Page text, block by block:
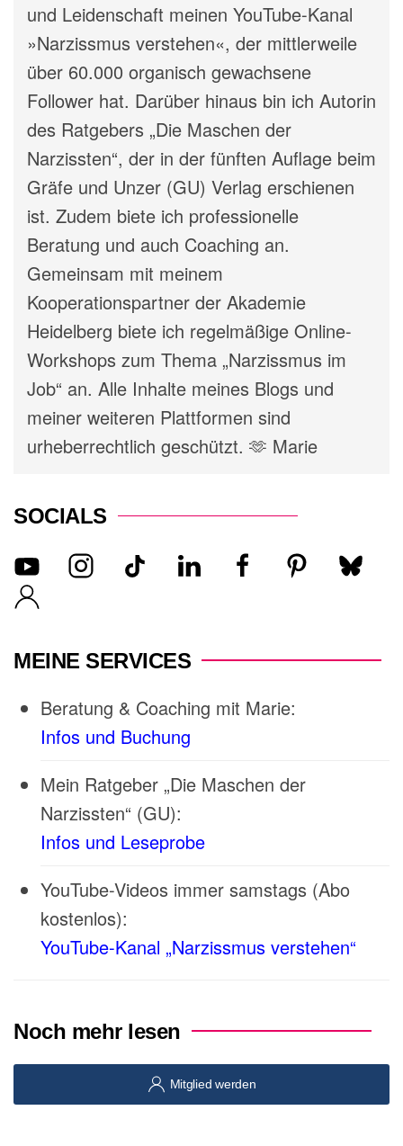
und Leidenschaft meinen YouTube-Kanal
»Narzissmus verstehen«, der mittlerweile
über 60.000 organisch gewachsene
Follower hat. Darüber hinaus bin ich Autorin
des Ratgebers „Die Maschen der
Narzissten“, der in der fünften Auflage beim
Gräfe und Unzer (GU) Verlag erschienen
ist. Zudem biete ich professionelle
Beratung und auch Coaching an.
Gemeinsam mit meinem
Kooperationspartner der Akademie
Heidelberg biete ich regelmäßige Online-
Workshops zum Thema „Narzissmus im
Job“ an. Alle Inhalte meines Blogs und
meiner weiteren Plattformen sind
urheberrechtlich geschützt. 🫶 Marie
SOCIALS
MEINE SERVICES
Beratung & Coaching mit Marie:
Infos und Buchung
Mein Ratgeber „Die Maschen der
Narzissten“ (GU):
Infos und Leseprobe
YouTube-Videos immer samstags (Abo
kostenlos):
YouTube-Kanal „Narzissmus verstehen“
Noch mehr lesen
Mitglied werden